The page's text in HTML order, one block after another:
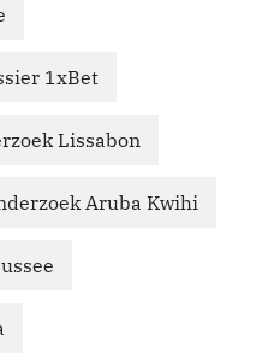
1xBet
Lissabon
Aruba Kwihi